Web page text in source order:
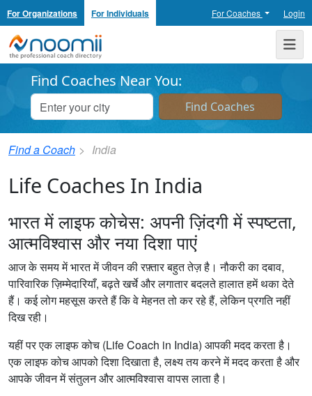
For Organizations For Individuals For Coaches Login
Noomii the Professional Coach Directory
Find Coaches Near You:
Find a Coach India
Life Coaches In India
भारत में लाइफ कोचेस: अपनी ज़िंदगी में स्पष्टता,
आत्मविश्वास और नया दिशा पाएं
आज के समय में भारत में जीवन की रफ़्तार बहुत तेज़ है। नौकरी का दबाव,
पारिवारिक ज़िम्मेदारियाँ, बढ़ते खर्चे और लगातार बदलते हालात हमें थका देते
हैं। कई लोग महसूस करते हैं कि वे मेहनत तो कर रहे हैं, लेकिन प्रगति नहीं
दिख रही।
यहीं पर एक लाइफ कोच (Life Coach in India) आपकी मदद करता है।
एक लाइफ कोच आपको दिशा दिखाता है, लक्ष्य तय करने में मदद करता है और
आपके जीवन में संतुलन और आत्मविश्वास वापस लाता है।